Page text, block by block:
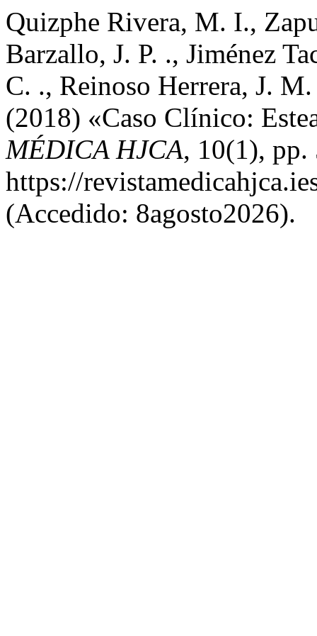
Quizphe Rivera, M. I.,
Barzallo, J. P. ., Jiménez
C. ., Reinoso Herrera, J.
(2018) «Caso Clínico:
MÉDICA HJCA, 10(1), pp.
https://
(Accedido: 8agosto2026).